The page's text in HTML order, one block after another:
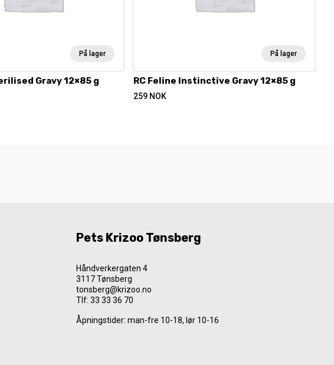
På lager
Gravy 12×85 g
På lager
RC Feline Instinctive Gravy 12×85 g
259 NOK
Pets Krizoo Tønsberg
Håndverkergaten 4
3117 Tønsberg
tonsberg@krizoo.no
Tlf: 33 33 36 70
Åpningstider: man-fre 10-18, lør 10-16